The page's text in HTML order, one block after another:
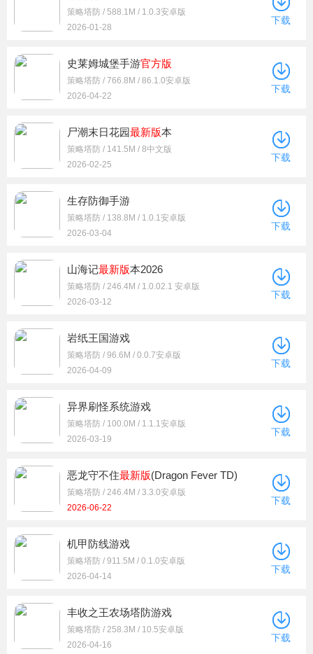
策略塔防 / 588.1M / 1.0.3安卓版
2026-01-28
下载
史莱姆城堡手游官方版
策略塔防 / 766.8M / 86.1.0安卓版
2026-04-22
下载
尸潮末日花园最新版本
策略塔防 / 141.5M / 8中文版
2026-02-25
下载
生存防御手游
策略塔防 / 138.8M / 1.0.1安卓版
2026-03-04
下载
山海记最新版本2026
策略塔防 / 246.4M / 1.0.02.1 安卓版
2026-03-12
下载
岩纸王国游戏
策略塔防 / 96.6M / 0.0.7安卓版
2026-04-09
下载
异界刷怪系统游戏
策略塔防 / 100.0M / 1.1.1安卓版
2026-03-19
下载
恶龙守不住最新版(Dragon Fever TD)
策略塔防 / 246.4M / 3.3.0安卓版
2026-06-22
下载
机甲防线游戏
策略塔防 / 911.5M / 0.1.0安卓版
2026-04-14
下载
丰收之王农场塔防游戏
策略塔防 / 258.3M / 10.5安卓版
2026-04-16
下载